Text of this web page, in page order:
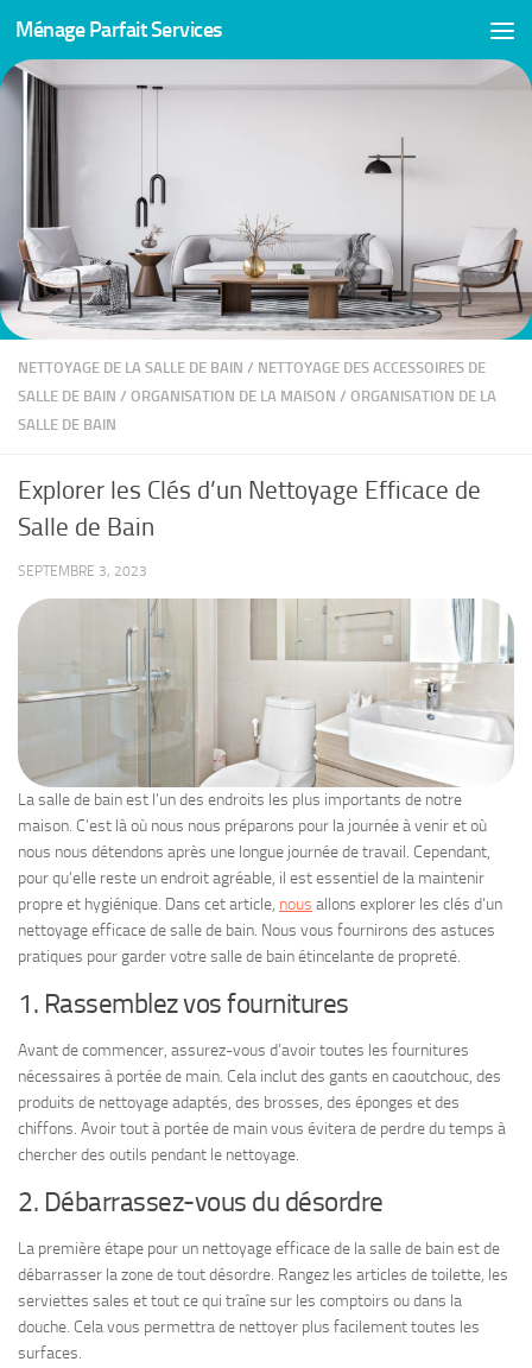
Skip to content
Ménage Parfait Services
NETTOYAGE DE LA SALLE DE BAIN / NETTOYAGE DES ACCESSOIRES DE
SALLE DE BAIN / ORGANISATION DE LA MAISON / ORGANISATION DE LA
SALLE DE BAIN
Explorer les Clés d’un Nettoyage Efficace de
Salle de Bain
SEPTEMBRE 3, 2023
La salle de bain est l’un des endroits les plus importants de notre
maison. C’est là où nous nous préparons pour la journée à venir et où
nous nous détendons après une longue journée de travail. Cependant,
pour qu’elle reste un endroit agréable, il est essentiel de la maintenir
propre et hygiénique. Dans cet article, nous allons explorer les clés d’un
nettoyage efficace de salle de bain. Nous vous fournirons des astuces
pratiques pour garder votre salle de bain étincelante de propreté.
1. Rassemblez vos fournitures
Avant de commencer, assurez-vous d’avoir toutes les fournitures
nécessaires à portée de main. Cela inclut des gants en caoutchouc, des
produits de nettoyage adaptés, des brosses, des éponges et des
chiffons. Avoir tout à portée de main vous évitera de perdre du temps à
chercher des outils pendant le nettoyage.
2. Débarrassez-vous du désordre
La première étape pour un nettoyage efficace de la salle de bain est de
débarrasser la zone de tout désordre. Rangez les articles de toilette, les
serviettes sales et tout ce qui traîne sur les comptoirs ou dans la
douche. Cela vous permettra de nettoyer plus facilement toutes les
surfaces.